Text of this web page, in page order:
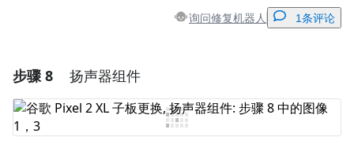
询问修复机器人 1条评论
添加评论
步骤 8 扬声器组件